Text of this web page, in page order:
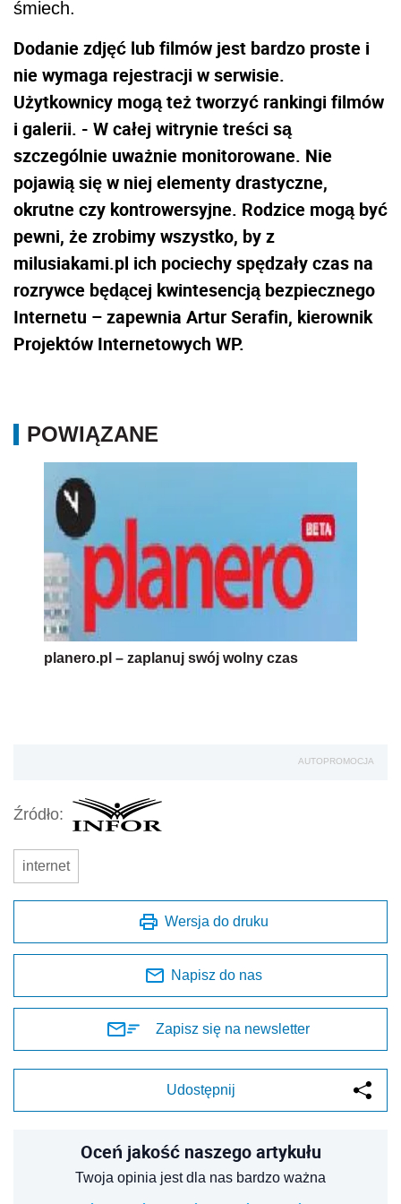
śmiech.
Dodanie zdjęć lub filmów jest bardzo proste i
nie wymaga rejestracji w serwisie.
Użytkownicy mogą też tworzyć rankingi filmów
i galerii. - W całej witrynie treści są
szczególnie uważnie monitorowane. Nie
pojawią się w niej elementy drastyczne,
okrutne czy kontrowersyjne. Rodzice mogą być
pewni, że zrobimy wszystko, by z
milusiakami.pl ich pociechy spędzały czas na
rozrywce będącej kwintesencją bezpiecznego
Internetu – zapewnia Artur Serafin, kierownik
Projektów Internetowych WP.
POWIĄZANE
planero.pl – zaplanuj swój wolny czas
AUTOPROMOCJA
Źródło:
internet
Wersja do druku
Napisz do nas
Zapisz się na newsletter
Udostępnij
Oceń jakość naszego artykułu
Twoja opinia jest dla nas bardzo ważna